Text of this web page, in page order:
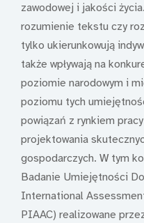
zawodowej i jakości
rozumienie tekstu czy
tylko ukierunkowują
także wpływają na
poziomie narodowym i
poziomu tych
powiązań z rynkiem
projektowania
gospodarczych. W tym
Badanie Umiejętności
International
PIAAC) realizowane